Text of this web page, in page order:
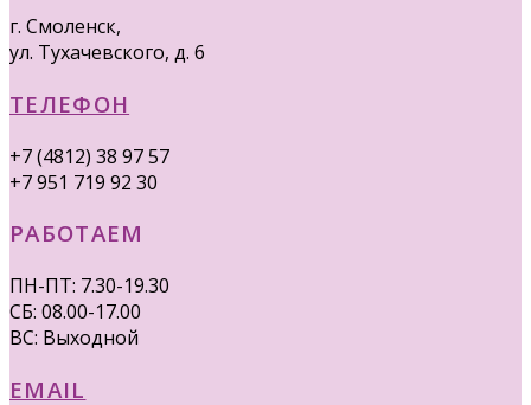
г. Смоленск,
ул. Тухачевского, д. 6
ТЕЛЕФОН
+7 (4812) 38 97 57
+7 951 719 92 30
РАБОТАЕМ
ПН-ПТ: 7.30-19.30
СБ: 08.00-17.00
ВС: Выходной
EMAIL